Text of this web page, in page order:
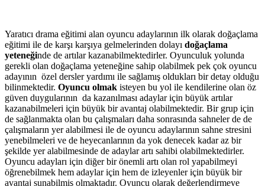
Yaratıcı drama eğitimi alan oyuncu adaylarının ilk olarak doğaçlama
eğitimi ile de karşı karşıya gelmelerinden dolayı doğaçlama
yeteneğinde de artılar kazanabilmektedirler. Oyunculuk yolunda
gerekli olan doğaçlama yeteneğine sahip olabilmek pek çok oyuncu
adayının özel dersler yardımı ile sağlamış oldukları bir detay olduğu
bilinmektedir. Oyuncu olmak isteyen bu yol ile kendilerine olan öz
güven duygularının da kazanılması adaylar için büyük artılar
kazanabilmeleri için büyük bir avantaj olabilmektedir. Bir grup için
de sağlanmakta olan bu çalışmaları daha sonrasında sahneler de de
çalışmaların yer alabilmesi ile de oyuncu adaylarının sahne stresini
yenebilmeleri ve de heyecanlarının da yok denecek kadar az bir
şekilde yer alabilmesinde de adaylar artı sahibi olabilmektedirler.
Oyuncu adayları için diğer bir önemli artı olan rol yapabilmeyi
öğrenebilmek hem adaylar için hem de izleyenler için büyük bir
avantaj sunabilmiş olmaktadır. Oyuncu olarak değerlendirmeye